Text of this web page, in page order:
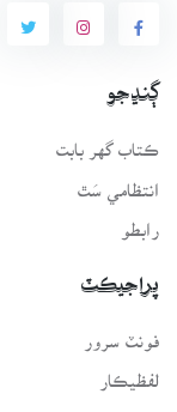
ڳنڍجو
ڪتاب گهر بابت
انتظامي سَٿ
رابطو
پراجيڪٽ
لفظيڪار